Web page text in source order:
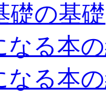
礎の基礎
る本
る本